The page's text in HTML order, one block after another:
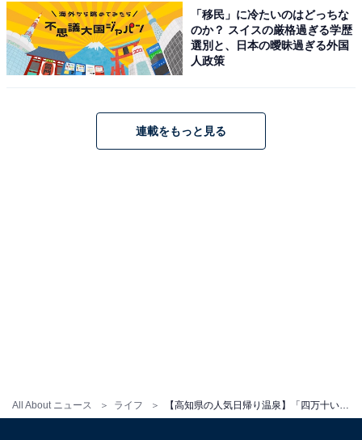
All About ニュース ライフ
「移民」に冷たいのはどっちな
のか？ スイスの厳格過ぎる学歴
選別と、日本の曖昧過ぎる外国
人政策
連載をもっと見る